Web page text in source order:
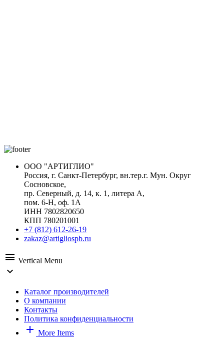
ООО "АРТИГЛИО"
Россия, г. Санкт-Петербург, вн.тер.г. Мун. Округ
Сосновское,
пр. Северный, д. 14, к. 1, литера А,
пом. 6-Н, оф. 1А
ИНН 7802820650
КПП 780201001
+7 (812) 612-26-19
zakaz@artigliospb.ru
menu Vertical Menu
expand_more
Каталог производителей
О компании
Контакты
Политика конфиденциальности
add More Items